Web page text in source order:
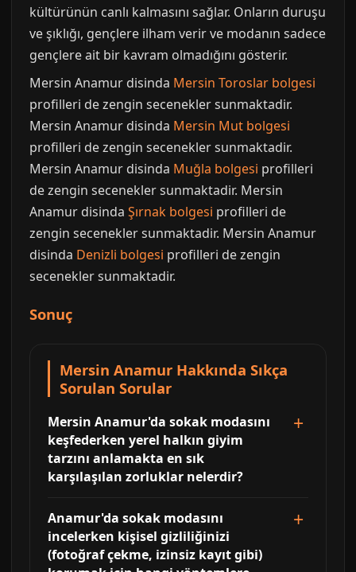
kültürünün canlı kalmasını sağlar. Onların duruşu
ve şıklığı, gençlere ilham verir ve modanın sadece
gençlere ait bir kavram olmadığını gösterir.
Mersin Anamur disinda Mersin Toroslar bolgesi
profilleri de zengin secenekler sunmaktadir.
Mersin Anamur disinda Mersin Mut bolgesi
profilleri de zengin secenekler sunmaktadir.
Mersin Anamur disinda Muğla bolgesi profilleri
de zengin secenekler sunmaktadir. Mersin
Anamur disinda Şırnak bolgesi profilleri de
zengin secenekler sunmaktadir. Mersin Anamur
disinda Denizli bolgesi profilleri de zengin
secenekler sunmaktadir.
Sonuç
Mersin Anamur Hakkında Sıkça
Sorulan Sorular
Mersin Anamur'da sokak modasını
keşfederken yerel halkın giyim
tarzını anlamakta en sık
karşılaşılan zorluklar nelerdir?
Anamur'da sokak modasını
incelerken kişisel gizliliğinizi
(fotoğraf çekme, izinsiz kayıt gibi)